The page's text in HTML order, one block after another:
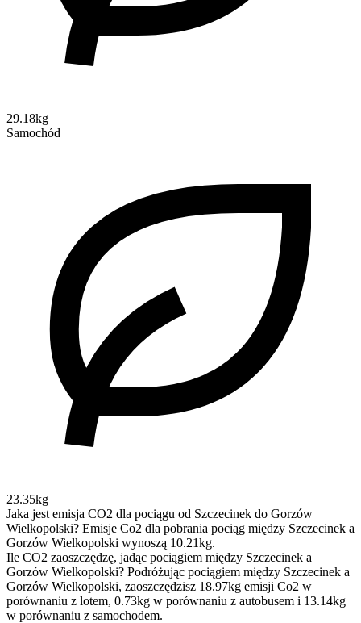
29.18kg
Samochód
23.35kg
Jaka jest emisja CO2 dla pociągu od Szczecinek do Gorzów
Wielkopolski? Emisje Co2 dla pobrania pociąg między Szczecinek a
Gorzów Wielkopolski wynoszą 10.21kg.
Ile CO2 zaoszczędzę, jadąc pociągiem między Szczecinek a
Gorzów Wielkopolski? Podróżując pociągiem między Szczecinek a
Gorzów Wielkopolski, zaoszczędzisz 18.97kg emisji Co2 w
porównaniu z lotem, 0.73kg w porównaniu z autobusem i 13.14kg
w porównaniu z samochodem.